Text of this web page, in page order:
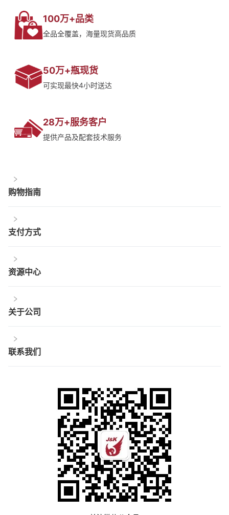
100万+品类
全品全覆盖，海量现货高品质
50万+瓶现货
可实现最快4小时送达
28万+服务客户
提供产品及配套技术服务
购物指南
支付方式
资源中心
关于公司
联系我们